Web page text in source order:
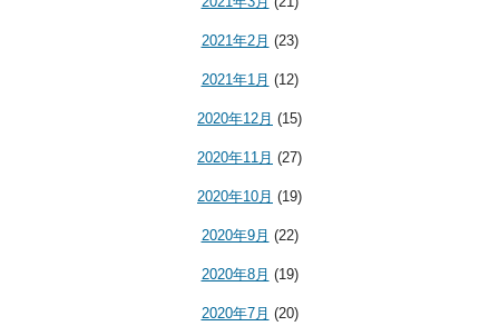
2021年2月 (23)
2021年1月 (12)
2020年12月 (15)
2020年11月 (27)
2020年10月 (19)
2020年9月 (22)
2020年8月 (19)
2020年7月 (20)